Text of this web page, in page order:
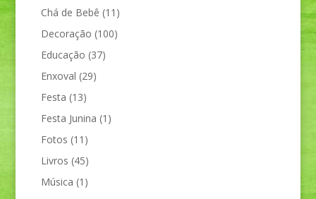
Chá de Bebê (11)
Decoração (100)
Educação (37)
Enxoval (29)
Festa (13)
Festa Junina (1)
Fotos (11)
Livros (45)
Música (1)